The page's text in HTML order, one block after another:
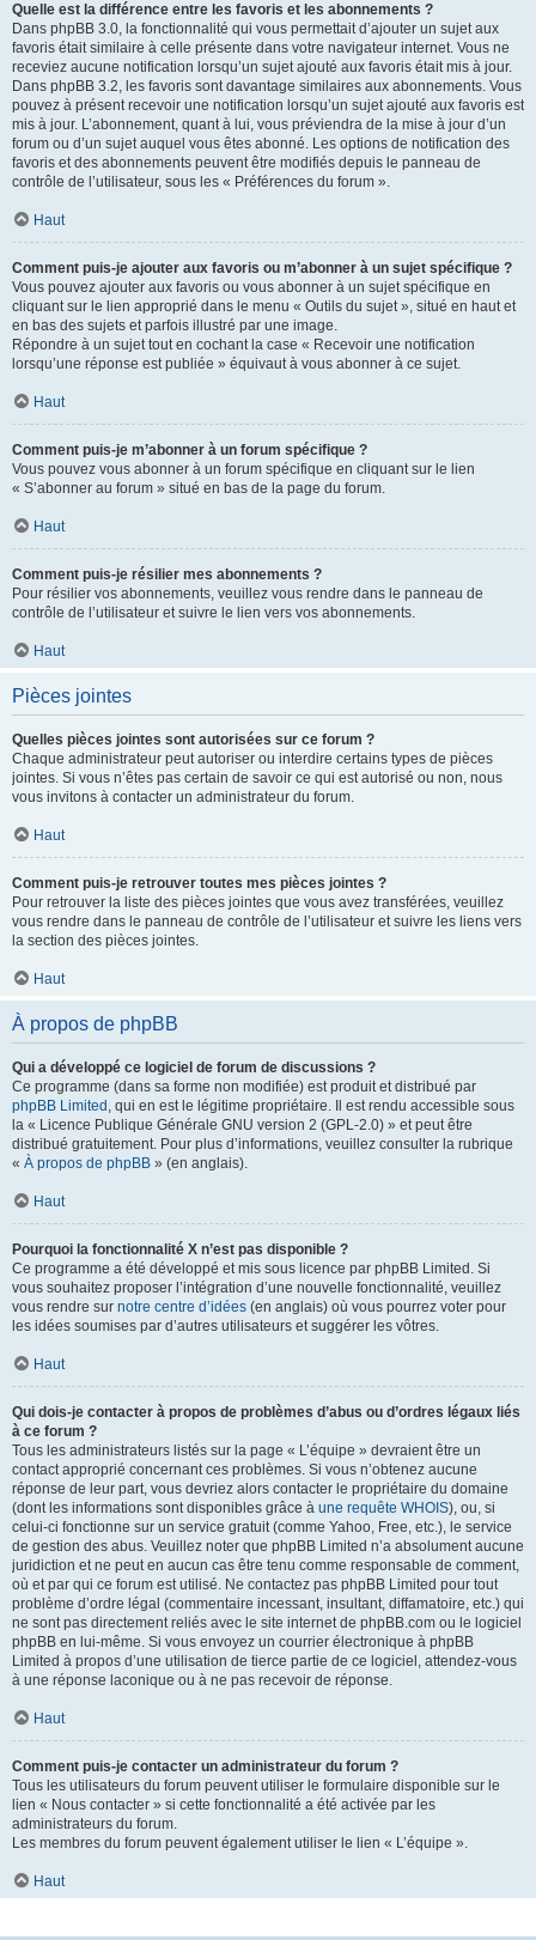
Quelle est la différence entre les favoris et les abonnements ?
Dans phpBB 3.0, la fonctionnalité qui vous permettait d’ajouter un sujet aux
favoris était similaire à celle présente dans votre navigateur internet. Vous ne
receviez aucune notification lorsqu’un sujet ajouté aux favoris était mis à jour.
Dans phpBB 3.2, les favoris sont davantage similaires aux abonnements. Vous
pouvez à présent recevoir une notification lorsqu’un sujet ajouté aux favoris est
mis à jour. L’abonnement, quant à lui, vous préviendra de la mise à jour d’un
forum ou d’un sujet auquel vous êtes abonné. Les options de notification des
favoris et des abonnements peuvent être modifiés depuis le panneau de
contrôle de l’utilisateur, sous les « Préférences du forum ».
Haut
Comment puis-je ajouter aux favoris ou m’abonner à un sujet spécifique ?
Vous pouvez ajouter aux favoris ou vous abonner à un sujet spécifique en
cliquant sur le lien approprié dans le menu « Outils du sujet », situé en haut et
en bas des sujets et parfois illustré par une image.
Répondre à un sujet tout en cochant la case « Recevoir une notification
lorsqu’une réponse est publiée » équivaut à vous abonner à ce sujet.
Haut
Comment puis-je m’abonner à un forum spécifique ?
Vous pouvez vous abonner à un forum spécifique en cliquant sur le lien
« S’abonner au forum » situé en bas de la page du forum.
Haut
Comment puis-je résilier mes abonnements ?
Pour résilier vos abonnements, veuillez vous rendre dans le panneau de
contrôle de l’utilisateur et suivre le lien vers vos abonnements.
Haut
Pièces jointes
Quelles pièces jointes sont autorisées sur ce forum ?
Chaque administrateur peut autoriser ou interdire certains types de pièces
jointes. Si vous n’êtes pas certain de savoir ce qui est autorisé ou non, nous
vous invitons à contacter un administrateur du forum.
Haut
Comment puis-je retrouver toutes mes pièces jointes ?
Pour retrouver la liste des pièces jointes que vous avez transférées, veuillez
vous rendre dans le panneau de contrôle de l’utilisateur et suivre les liens vers
la section des pièces jointes.
Haut
À propos de phpBB
Qui a développé ce logiciel de forum de discussions ?
Ce programme (dans sa forme non modifiée) est produit et distribué par
phpBB Limited , qui en est le légitime propriétaire. Il est rendu accessible sous
la « Licence Publique Générale GNU version 2 (GPL-2.0) » et peut être
distribué gratuitement. Pour plus d’informations, veuillez consulter la rubrique
« À propos de phpBB » (en anglais).
Haut
Pourquoi la fonctionnalité X n’est pas disponible ?
Ce programme a été développé et mis sous licence par phpBB Limited. Si
vous souhaitez proposer l’intégration d’une nouvelle fonctionnalité, veuillez
vous rendre sur notre centre d’idées (en anglais) où vous pourrez voter pour
les idées soumises par d’autres utilisateurs et suggérer les vôtres.
Haut
Qui dois-je contacter à propos de problèmes d’abus ou d’ordres légaux liés
à ce forum ?
Tous les administrateurs listés sur la page « L’équipe » devraient être un
contact approprié concernant ces problèmes. Si vous n’obtenez aucune
réponse de leur part, vous devriez alors contacter le propriétaire du domaine
(dont les informations sont disponibles grâce à une requête WHOIS), ou, si
celui-ci fonctionne sur un service gratuit (comme Yahoo, Free, etc.), le service
de gestion des abus. Veuillez noter que phpBB Limited n’a absolument aucune
juridiction et ne peut en aucun cas être tenu comme responsable de comment,
où et par qui ce forum est utilisé. Ne contactez pas phpBB Limited pour tout
problème d’ordre légal (commentaire incessant, insultant, diffamatoire, etc.) qui
ne sont pas directement reliés avec le site internet de phpBB.com ou le logiciel
phpBB en lui-même. Si vous envoyez un courrier électronique à phpBB
Limited à propos d’une utilisation de tierce partie de ce logiciel, attendez-vous
à une réponse laconique ou à ne pas recevoir de réponse.
Haut
Comment puis-je contacter un administrateur du forum ?
Tous les utilisateurs du forum peuvent utiliser le formulaire disponible sur le
lien « Nous contacter » si cette fonctionnalité a été activée par les
administrateurs du forum.
Les membres du forum peuvent également utiliser le lien « L’équipe ».
Haut